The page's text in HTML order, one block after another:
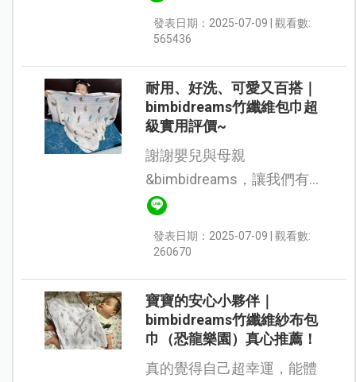
寶肌膚的，更不能馬虎。當
媽之後才知道，一條好的包
我們家的小寶...
發表日期：2025-07-09 | 觀看數:
565436
耐用、好洗、可愛又百搭｜
bimbidreams竹纖維包巾超
級實用評價~
謝謝嬰兒與母親
&bimbidreams，讓我們有機
會試用這條來自西班牙的
【bimbidreams竹纖維紗布
包巾｜鱷魚可可】🧡 從寶貝
纖維紗布巾...
發表日期：2025-07-09 | 觀看數:
260670
寶寶的安心小夥伴｜
bimbidreams竹纖維紗布包
巾（恐龍樂園）真心推薦！
真的覺得自己超幸運，能體